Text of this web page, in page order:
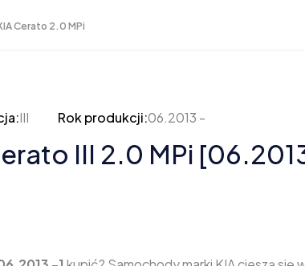
Cerato 2.0 MPi
III Rok produkcji:06.2013 -
III 2.0 MPi